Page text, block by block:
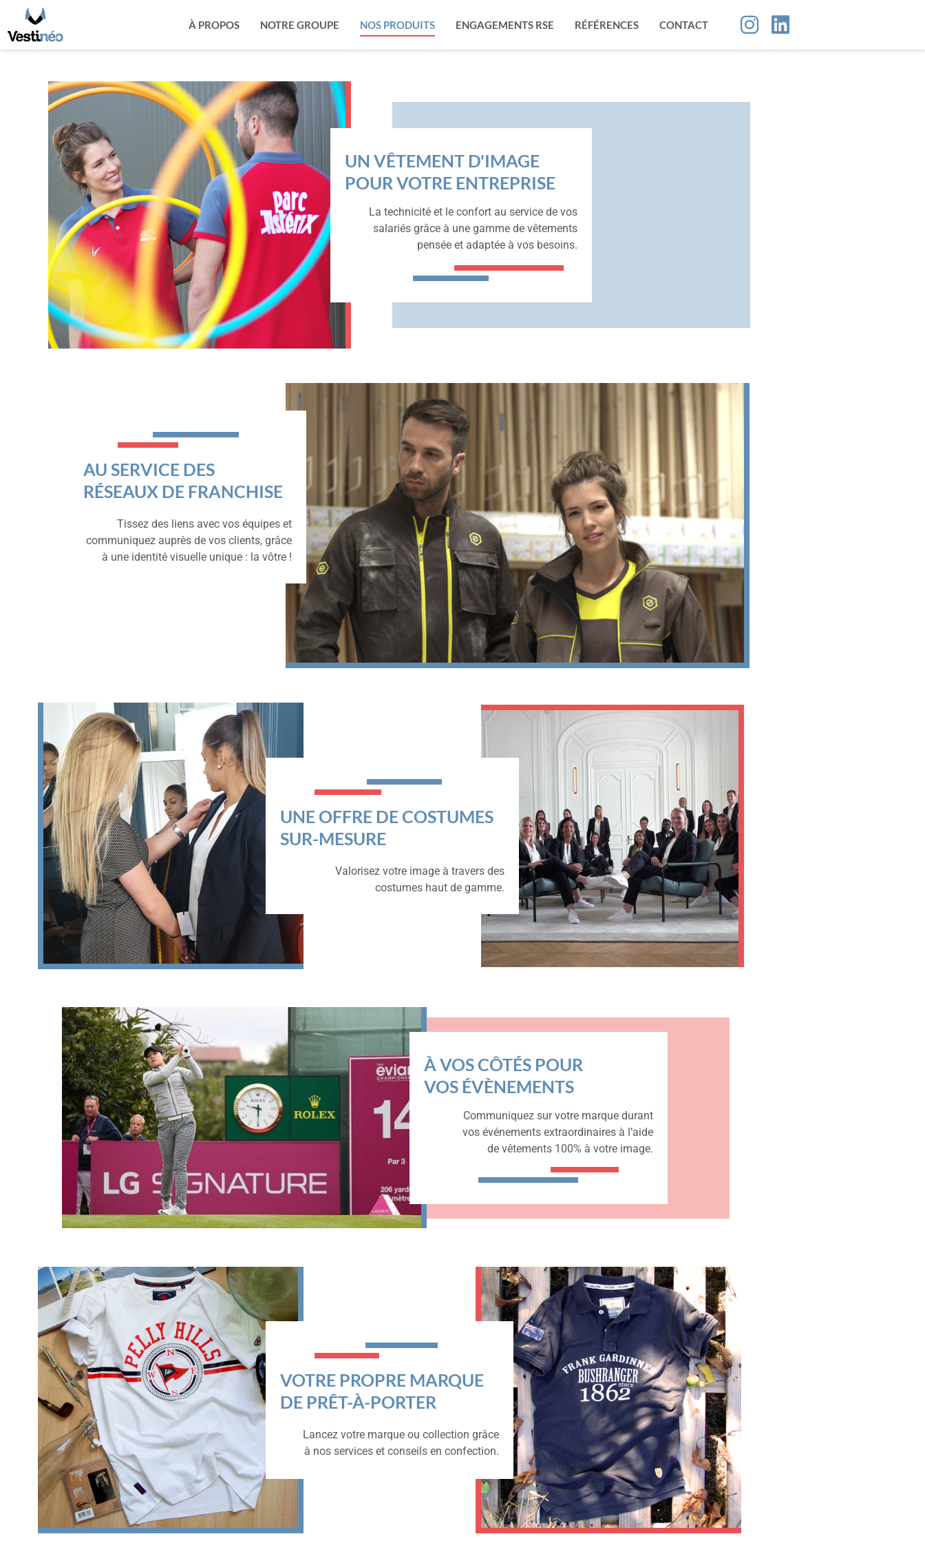
À PROPOS NOTRE GROUPE NOS PRODUITS ENGAGEMENTS RSE RÉFÉRENCES CONTACT
UN VÊTEMENT D'IMAGE
POUR VOTRE ENTREPRISE
La technicité et le confort au service de vos
salariés grâce à une gamme de vêtements
pensée et adaptée à vos besoins.
AU SERVICE DES
RÉSEAUX DE FRANCHISE
Tissez des liens avec vos équipes et
communiquez auprès de vos clients, grâce
à une identité visuelle unique : la vôtre !
UNE OFFRE DE COSTUMES
SUR-MESURE
Valorisez votre image à travers des
costumes haut de gamme.
À VOS CÔTÉS POUR
VOS ÉVÈNEMENTS
Communiquez sur votre marque durant
vos événements extraordinaires à l’aide
de vêtements 100% à votre image.
VOTRE PROPRE MARQUE
DE PRÊT-À-PORTER
Lancez votre marque ou collection grâce
à nos services et conseils en confection.